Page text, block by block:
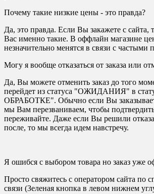
Почему такие низкие цены - это правда?
Да, это правда. Если Вы закажете с сайта,
Вас именно такие. В оффлайн магазине
незначительно менятся в связи с частыми
Могу я вообще отказаться от заказа или
Да, Вы можете отменить заказ до того
перейдет из статуса "ОЖИДАНИЯ" в
ОБРАБОТКЕ". Обычно если Вы
мы Вам перезваниваем, чтобы
переживайте. Даже если Вы решили
после, то мы всегда идем навстречу.
Я ошибся с выбором товара но заказ уже
Просто свяжитесь с оператором сайта по
связи (Зеленая кнопка в левом нижнем